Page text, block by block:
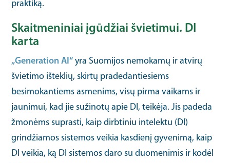
praktiką.
Skaitmeniniai įgūdžiai švietimui. DI
karta
„Generation AI“ yra Suomijos nemokamų ir atvirų
švietimo išteklių, skirtų pradedantiesiems
besimokantiems asmenims, visų pirma vaikams ir
jaunimui, kad jie sužinotų apie DI, teikėja. Jis padeda
žmonėms suprasti, kaip dirbtiniu intelektu (DI)
grindžiamos sistemos veikia kasdienį gyvenimą, kaip
DI veikia, ką DI sistemos daro su duomenimis ir kodėl